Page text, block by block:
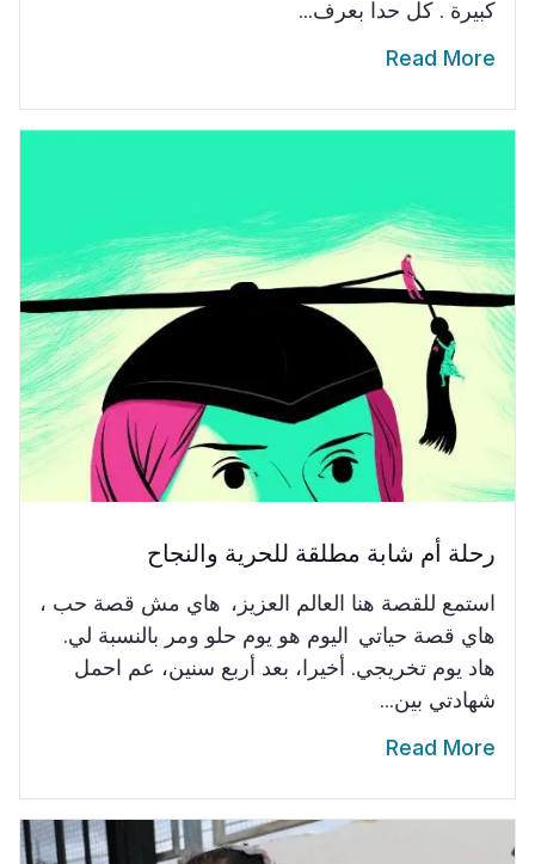
كبيرة . كل حدا بعرف...
Read More
رحلة أم شابة مطلقة للحرية والنجاح
استمع للقصة هنا العالم العزيز، هاي مش قصة حب ،
هاي قصة حياتي اليوم هو يوم حلو ومر بالنسبة لي.
هاد يوم تخريجي. أخيرا، بعد أربع سنين، عم احمل
شهادتي بين...
Read More